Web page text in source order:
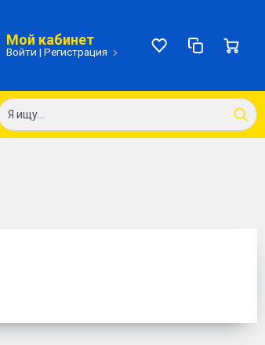
Мой кабинет
Войти |Регистрация